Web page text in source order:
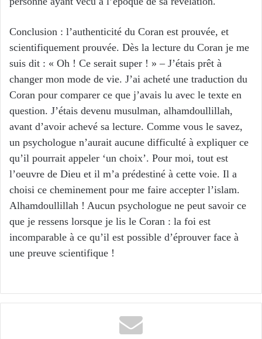
Conclusion : l’authenticité du Coran est prouvée, et
scientifiquement prouvée. Dès la lecture du Coran je me
suis dit : « Oh ! Ce serait super ! » – J’étais prêt à
changer mon mode de vie. J’ai acheté une traduction du
Coran pour comparer ce que j’avais lu avec le texte en
question. J’étais devenu musulman, alhamdoullillah,
avant d’avoir achevé sa lecture. Comme vous le savez,
un psychologue n’aurait aucune difficulté à expliquer ce
qu’il pourrait appeler ‘un choix’. Pour moi, tout est
l’oeuvre de Dieu et il m’a prédestiné à cette voie. Il a
choisi ce cheminement pour me faire accepter l’islam.
Alhamdoullillah ! Aucun psychologue ne peut savoir ce
que je ressens lorsque je lis le Coran : la foi est
incomparable à ce qu’il est possible d’éprouver face à
une preuve scientifique !